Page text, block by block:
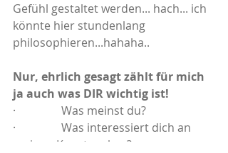
Gefühl gestaltet werden... hach... ich
könnte hier stundenlang
philosophieren...hahaha..
Nur, ehrlich gesagt zählt für mich
ja auch was DIR wichtig ist!
·                Was meinst du?
·                Was interessiert dich an
meinen Kunstwerken?